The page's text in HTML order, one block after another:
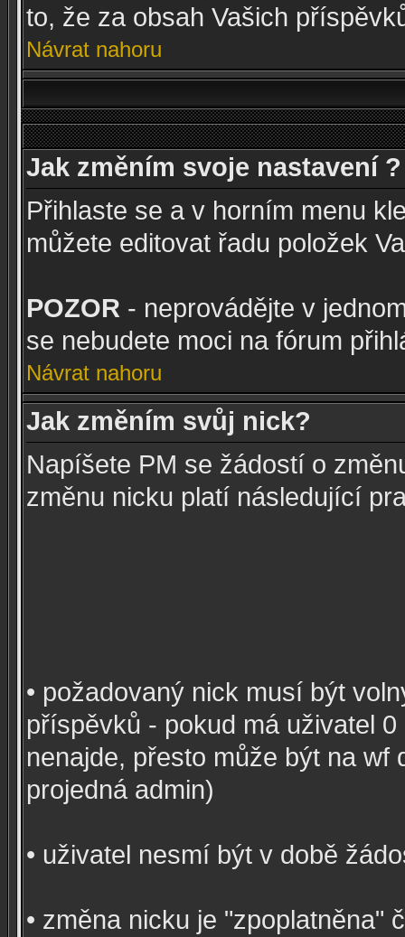
to, že za obsah Vašich
Návrat nahoru
Jak změním svoje nastavení ?
Přihlaste se a v horním menu
můžete editovat řadu položek
POZOR - neprovádějte v
se nebudete moci na fórum
Návrat nahoru
Jak změním svůj nick?
Napíšete PM se žádostí o
změnu nicku platí následující
• požadovaný nick musí být
příspěvků - pokud má uživatel
nenajde, přesto může být na
projedná admin)
• uživatel nesmí být v době
• změna nicku je "zpoplatněna"